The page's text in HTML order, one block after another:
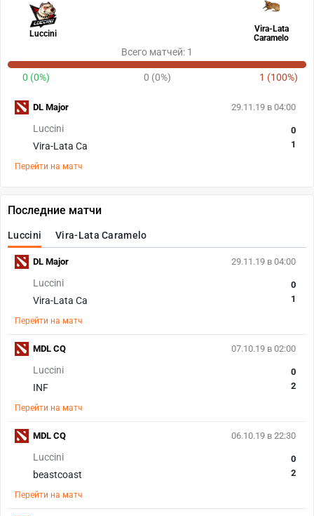
Luccini
Vira-Lata
Caramelo
Всего матчей: 1
0 (0%) 0 (0%) 1 (100%)
29.11.19 в 04:00
Luccini
Vira-Lata Ca
0
1
Перейти на матч
DL Major
Последние матчи
Luccini Vira-Lata Caramelo
29.11.19 в 04:00
Luccini
Vira-Lata Ca
0
1
Перейти на матч
DL Major
07.10.19 в 02:00
Luccini
INF
0
2
Перейти на матч
MDL CQ
06.10.19 в 22:30
Luccini
beastcoast
0
2
Перейти на матч
MDL CQ